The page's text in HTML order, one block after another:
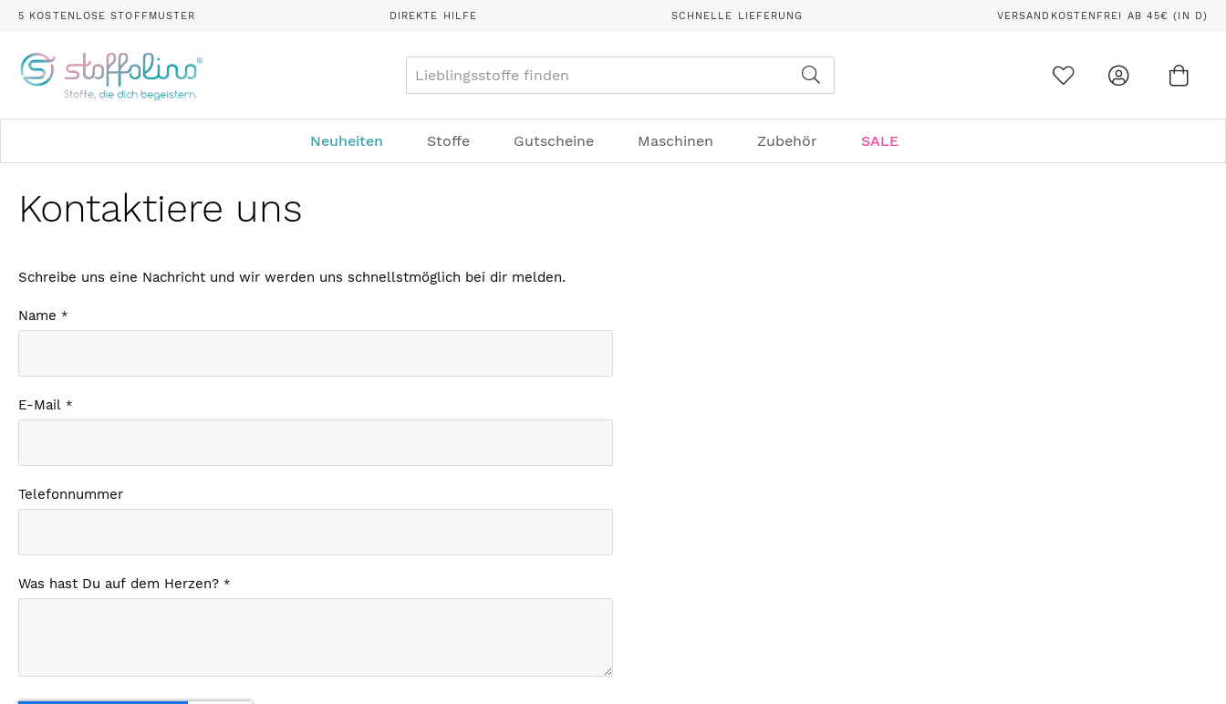
5 KOSTENLOSE STOFFMUSTER DIREKTE HILFE SCHNELLE LIEFERUNG VERSANDKOSTENFREI AB 45€ (IN D)
Suche
Neuheiten Stoffe Gutscheine Maschinen Zubehör SALE
Kontaktiere uns
Schreibe uns eine Nachricht und wir werden uns schnellstmöglich bei dir melden.
Name
E-Mail
Telefonnummer
Was hast Du auf dem Herzen?